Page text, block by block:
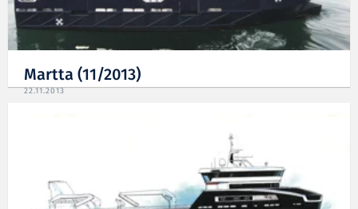
Martta (11/2013)
22.11.2013